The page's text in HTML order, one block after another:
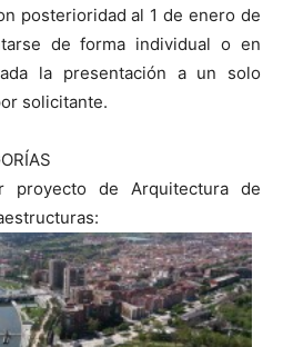
posterioridad al 1 de enero de
de forma individual o en
la presentación a un solo
solicitante.
de Arquitectura de